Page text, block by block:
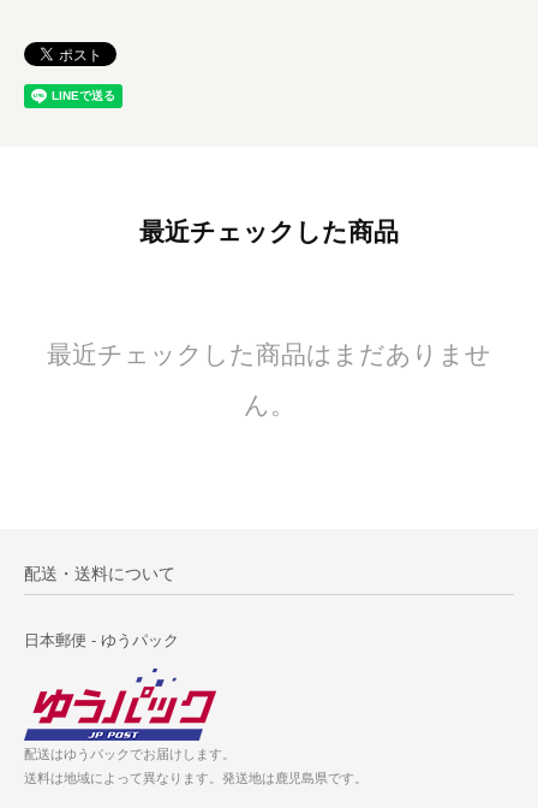
最近チェックした商品
最近チェックした商品はまだありませ
ん。
配送・送料について
日本郵便 - ゆうパック
配送はゆうパックでお届けします。
送料は地域によって異なります。発送地は鹿児島県です。